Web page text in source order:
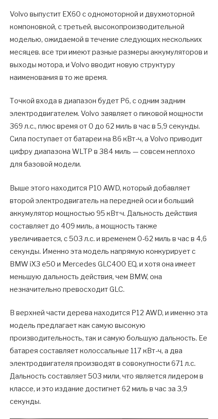
Volvo выпустит EX60 с одномоторной и двухмоторной
компоновкой, с третьей, высокопроизводительной
моделью, ожидаемой в течение следующих нескольких
месяцев. все три имеют разные размеры аккумуляторов и
выходы мотора, и Volvo вводит новую структуру
наименования в то же время.
Точкой входа в диапазон будет P6, с одним задним
электродвигателем. Volvo заявляет о пиковой мощности
369 л.с., плюс время от 0 до 62 миль в час в 5,9 секунды.
Сила поступает от батареи на 86 кВт-ч, а Volvo приводит
цифру диапазона WLTP в 384 миль — совсем неплохо
для базовой модели.
Выше этого находится P10 AWD, который добавляет
второй электродвигатель на передней оси и больший
аккумулятор мощностью 95 кВт·ч. Дальность действия
составляет до 409 миль, а мощность также
увеличивается, с 503 л.с. и временем 0-62 миль в час в 4,6
секунды. Именно эта модель напрямую конкурирует с
BMW iX3 e50 и Mercedes GLC400 EQ, и хотя она имеет
меньшую дальность действия, чем BMW, она
незначительно превосходит GLC.
В верхней части дерева находится P12 AWD, и именно эта
модель предлагает как самую высокую
производительность, так и самую большую дальность. Ее
батарея составляет колоссальные 117 кВт-ч, а два
электродвигателя производят в совокупности 671 л.с.
Дальность составляет 503 мили, что является лидером в
классе, и это издание достигнет 62 миль в час за 3,9
секунды.